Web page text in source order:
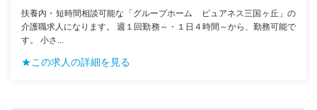
扶養内・短時間相談可能な「グループホーム ピュアネス三国ヶ丘」の
介護職求人になります。 週１回勤務～・１日４時間～から、勤務可能で
す。 小さ...
★この求人の詳細を見る